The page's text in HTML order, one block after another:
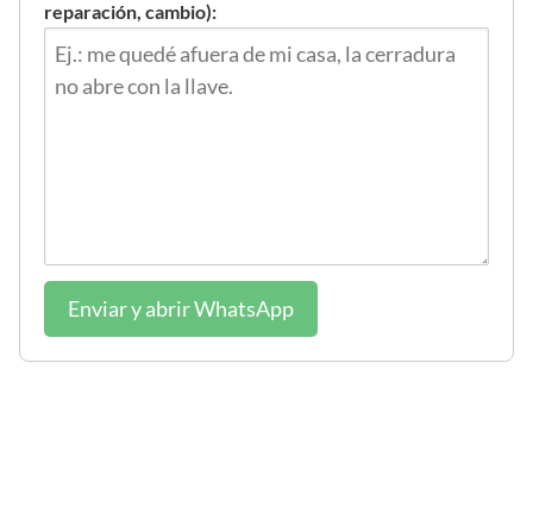
reparación, cambio):
Enviar y abrir WhatsApp